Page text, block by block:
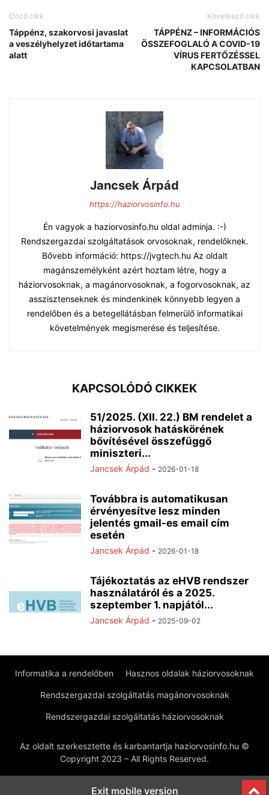
Előző cikk
Táppénz, szakorvosi javaslat
a veszélyhelyzet időtartama
alatt
Következő cikk
TÁPPÉNZ – INFORMÁCIÓS
ÖSSZEFOGLALÓ A COVID-19
VÍRUS FERTŐZÉSSEL
KAPCSOLATBAN
Jancsek Árpád
https://haziorvosinfo.hu
Én vagyok a haziorvosinfo.hu oldal adminja. :-)
Rendszergazdai szolgáltatások orvosoknak, rendelőknek.
Bővebb információ: https://jvgtech.hu Az oldalt
magánszemélyként azért hoztam létre, hogy a
háziorvosoknak, a magánorvosoknak, a fogorvosoknak, az
asszisztenseknek és mindenkinek könnyebb legyen a
rendelőben és a betegellátásban felmerülő informatikai
követelmények megismerése és teljesítése.
KAPCSOLÓDÓ CIKKEK
51/2025. (XII. 22.) BM rendelet a
háziorvosok hatáskörének
bővítésével összefüggő
miniszteri...
Jancsek Árpád - 2026-01-18
Továbbra is automatikusan
érvényesítve lesz minden
jelentés gmail-es email cím
esetén
Jancsek Árpád - 2026-01-18
Tájékoztatás az eHVB rendszer
használatáról és a 2025.
szeptember 1. napjától...
Jancsek Árpád - 2025-09-02
Informatika a rendelőben Hasznos oldalak háziorvosoknak
Rendszergazdai szolgáltatás magánorvosoknak
Rendszergazdai szolgáltatás háziorvosoknak
Az oldalt szerkesztette és karbantartja haziorvosinfo.hu ©
Copyright 2023 – All Rights Reserved.
Exit mobile version